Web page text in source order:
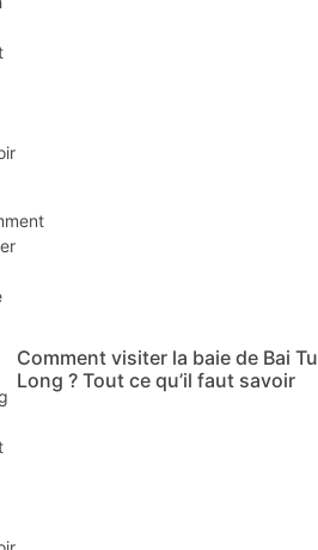
Comment visiter la baie de Bai Tu
Long ? Tout ce qu’il faut savoir